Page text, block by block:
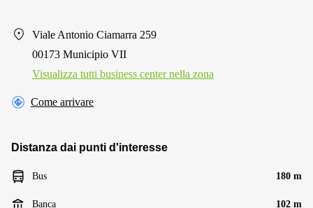
Viale Antonio Ciamarra 259
00173 Municipio VII
Visualizza tutti business center nella zona
Come arrivare
Distanza dai punti d'interesse
Bus 180 m
Banca 102 m